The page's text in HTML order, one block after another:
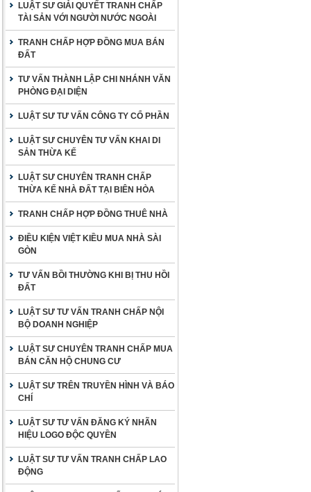
LUẬT SƯ GIẢI QUYẾT TRANH CHẤP
TÀI SẢN VỚI NGƯỜI NƯỚC NGOÀI
TRANH CHẤP HỢP ĐỒNG MUA BÁN
ĐẤT
TƯ VẤN THÀNH LẬP CHI NHÁNH VĂN
PHÒNG ĐẠI DIỆN
LUẬT SƯ TƯ VẤN CÔNG TY CỔ PHẦN
LUẬT SƯ CHUYÊN TƯ VẤN KHAI DI
SẢN THỪA KẾ
LUẬT SƯ CHUYÊN TRANH CHẤP
THỪA KẾ NHÀ ĐẤT TẠI BIÊN HÒA
TRANH CHẤP HỢP ĐỒNG THUÊ NHÀ
ĐIỀU KIỆN VIỆT KIỀU MUA NHÀ SÀI
GÒN
TƯ VẤN BỒI THƯỜNG KHI BỊ THU HỒI
ĐẤT
LUẬT SƯ TƯ VẤN TRANH CHẤP NỘI
BỘ DOANH NGHIỆP
LUẬT SƯ CHUYÊN TRANH CHẤP MUA
BÁN CĂN HỘ CHUNG CƯ
LUẬT SƯ TRÊN TRUYỀN HÌNH VÀ BÁO
CHÍ
LUẬT SƯ TƯ VẤN ĐĂNG KÝ NHÃN
HIỆU LOGO ĐỘC QUYỀN
LUẬT SƯ TƯ VẤN TRANH CHẤP LAO
ĐỘNG